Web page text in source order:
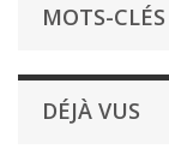
MOTS-CLÉS
DÉJÀ VUS